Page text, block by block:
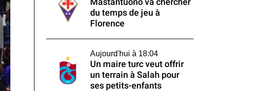
Mastantuono va chercher
du temps de jeu à
Florence
Aujourd'hui à 18:04
Un maire turc veut offrir
un terrain à Salah pour
ses petits-enfants